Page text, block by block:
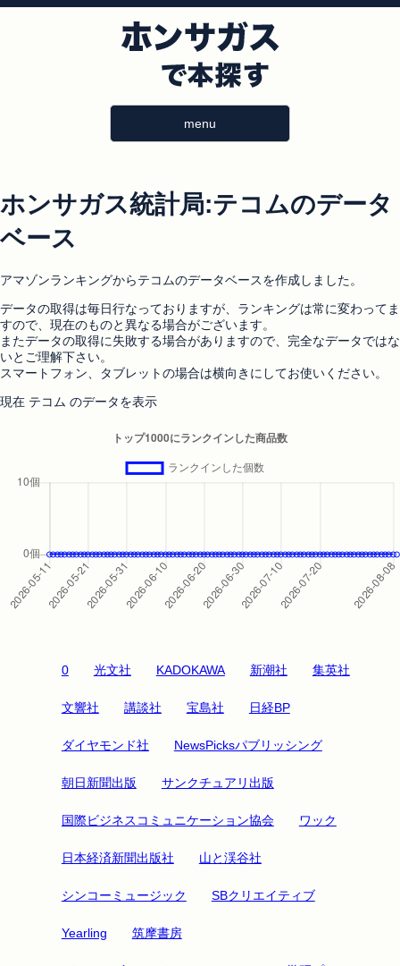
menu
ホンサガス統計局:テコムのデータ
ベース
アマゾンランキングからテコムのデータベースを作成しました。
データの取得は毎日行なっておりますが、ランキングは常に変わってま
すので、現在のものと異なる場合がございます。
またデータの取得に失敗する場合がありますので、完全なデータではな
いとご理解下さい。
スマートフォン、タブレットの場合は横向きにしてお使いください。
現在 テコム のデータを表示
0 光文社 KADOKAWA 新潮社 集英社
文響社 講談社 宝島社 日経BP
ダイヤモンド社 NewsPicksパブリッシング
朝日新聞出版 サンクチュアリ出版
国際ビジネスコミュニケーション協会 ワック
日本経済新聞出版社 山と渓谷社
シンコーミュージック SBクリエイティブ
Yearling 筑摩書房